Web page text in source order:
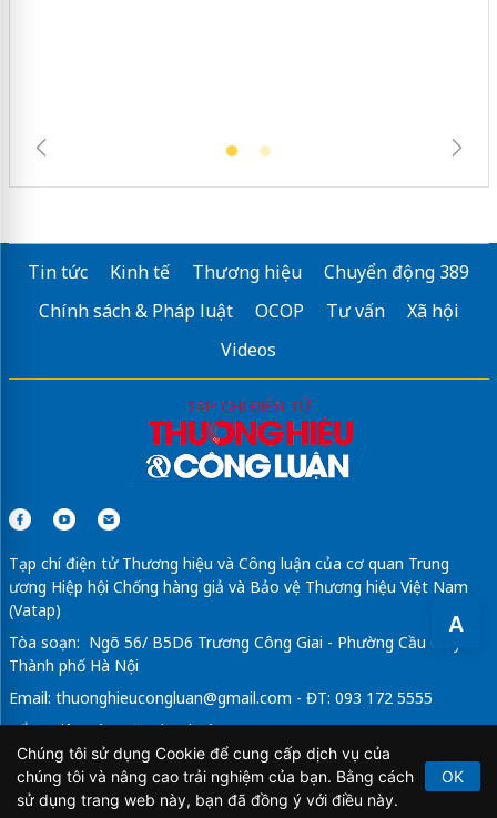
A
Tin tức Kinh tế Thương hiệu
Chuyển động 389
Chính sách & Pháp luật
OCOP Tư vấn
Xã hội
Videos
Tạp chí điện tử Thương hiệu và Công luận của cơ quan Trung
ương Hiệp hội Chống hàng giả và Bảo vệ Thương hiệu Việt Nam
(Vatap)
Tòa soạn: Ngõ 56/ B5D6 Trương Công Giai - Phường Cầu Giấy -
Thành phố Hà Nội
Email: thuonghieucongluan@gmail.com - ĐT: 093 172 5555
Tổng Biên Tập: Vũ Đức Thuận
Giấy phép hoạt động báo chí điện tử số 64/GP-BTTTT do Bộ
Thông tin và Truyền thông cấp ngày 21/2/2020.
Chúng tôi sử dụng Cookie để cung cấp dịch vụ của
chúng tôi và nâng cao trải nghiệm của bạn. Bằng cách
sử dụng trang web này, bạn đã đồng ý với điều này.
OK